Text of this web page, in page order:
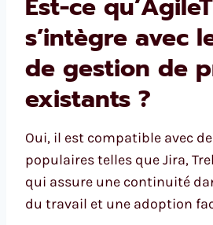
s’intègre avec
de gestion de
existants ?
Oui, il est compatible avec
populaires telles que Jira,
qui assure une continuité
du travail et une adoption